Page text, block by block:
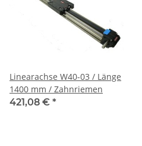
Linearachse W40-03 / Länge
1400 mm / Zahnriemen
421,08 € *